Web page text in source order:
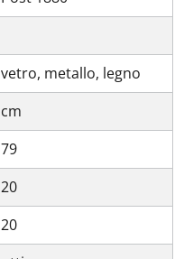
vetro, metallo, legno
cm
79
20
20